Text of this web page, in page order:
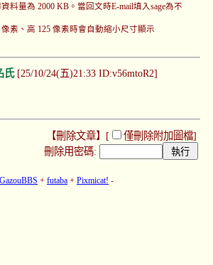
料量為 2000 KB。當回文時E-mail填入sage為不
素、高 125 像素時會自動縮小尺寸顯示
氏[25/10/24(五)21:33 ID:v56mtoR2]
【刪除文章】[ 僅刪除附加圖檔]
刪除用密碼:
GazouBBS + futaba + Pixmicat! -